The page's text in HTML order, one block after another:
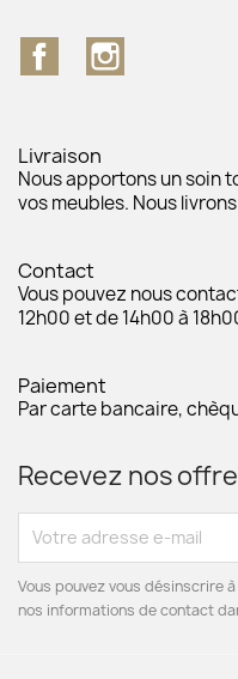
Facebook
Livraison
Nous apportons un soin
vos meubles. Nous
Contact
Vous pouvez nous
12h00 et de 14h00 à
Paiement
Par carte bancaire,
Recevez nos
Vous pouvez vous désinscrire
nos informations de contact